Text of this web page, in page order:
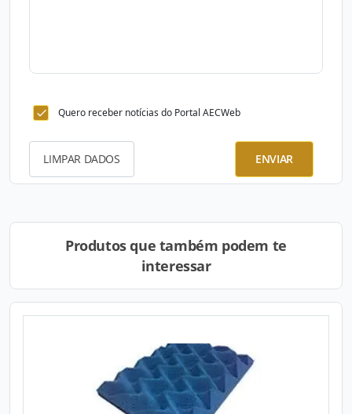
Quero receber notícias do Portal AECWeb
LIMPAR DADOS ENVIAR
Produtos que também podem te
interessar